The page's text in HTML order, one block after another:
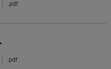
.pdf
.pdf